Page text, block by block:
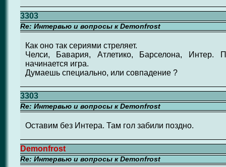
3303
Re: Интервью и вопросы к Demonfrost
Как оно так сериями стреляет.
Челси, Бавария, Атлетико, Барселона, Интер.
начинается игра.
Думаешь специально, или совпадение ?
3303
Re: Интервью и вопросы к Demonfrost
Оставим без Интера. Там гол забили поздно.
Demonfrost
Re: Интервью и вопросы к Demonfrost